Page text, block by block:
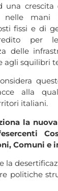
una crescita
nelle
fissi e di
per
delle
agli squilibri
alla
italiani.
la
Comuni e
la
politiche